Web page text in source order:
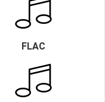
FLAC